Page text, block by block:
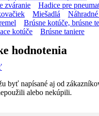
zváranie
Hadice pre
Miešadlá
Brúsne kotúče, brúsne
kotúče Brúsne taniere
hodnotenia
byť napísané aj od
alebo nekúpili.